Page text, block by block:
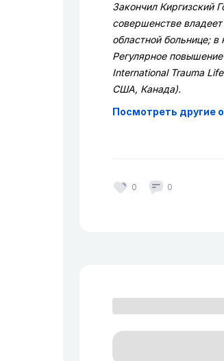
Закончил Киргизский
совершенстве
областной больнице;
Регулярное
International Trauma
США, Канада).
Посмотреть другие
0 0